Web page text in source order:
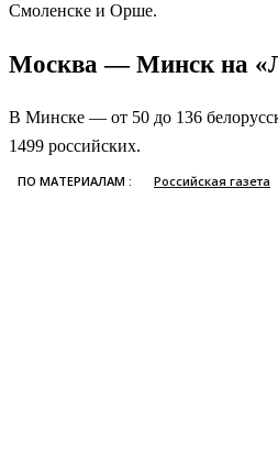
Смоленске и Орше.
Москва — Минск на
В Минске — от 50 до 136
1499 российских.
ПО МАТЕРИАЛАМ : Российская газета